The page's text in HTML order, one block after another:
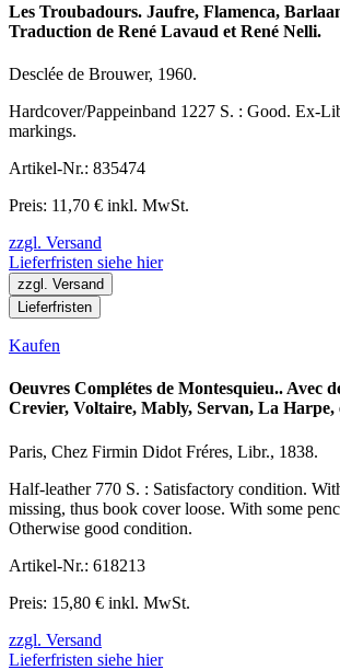
Les Troubadours. Jaufre, Flamenca,
Traduction de René Lavaud et René Nelli.
Desclée de Brouwer, 1960.
Hardcover/Pappeinband 1227 S. : Good. Ex-
markings.
Artikel-Nr.: 835474
Preis: 11,70 € inkl. MwSt.
zzgl. Versand
Lieferfristen siehe hier
zzgl. Versand
Lieferfristen
Kaufen
Oeuvres Complétes de Montesquieu.. Avec
Crevier, Voltaire, Mably, Servan, La Harpe,
Paris, Chez Firmin Didot Fréres, Libr., 1838.
Half-leather 770 S. : Satisfactory condition.
missing, thus book cover loose. With some
Otherwise good condition.
Artikel-Nr.: 618213
Preis: 15,80 € inkl. MwSt.
zzgl. Versand
Lieferfristen siehe hier